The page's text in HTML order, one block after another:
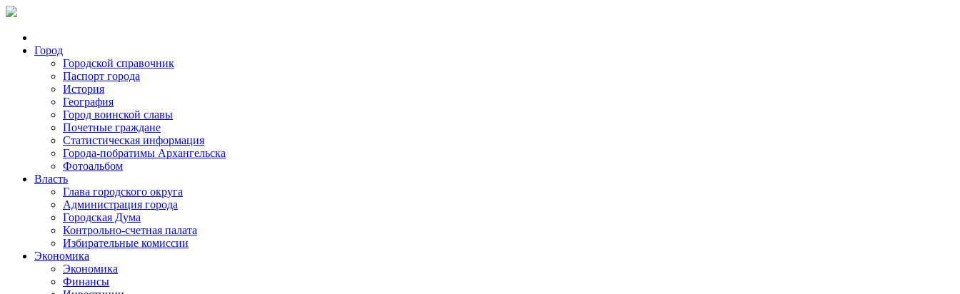
Город
Городской справочник
Паспорт города
История
География
Город воинской славы
Почетные граждане
Статистическая информация
Города-побратимы Архангельска
Фотоальбом
Власть
Глава городского округа
Администрация города
Городская Дума
Контрольно-счетная палата
Избирательные комиссии
Экономика
Экономика
Финансы